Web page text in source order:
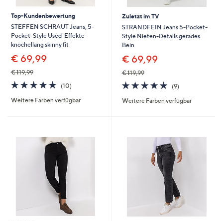
Top-Kundenbewertung
STEFFEN SCHRAUT Jeans, 5-
Pocket-Style Used-Effekte
knöchellang skinny fit
€ 69,99
€ 119,99
4.7
von
5
(10)10
Weitere Farben verfügbar
Zuletzt im TV
STRANDFEIN Jeans 5-Pocket-
Style Nieten-Details gerades
Bein
€ 69,99
€ 119,99
4.7
von
5
(9)9
Weitere Farben verfügbar